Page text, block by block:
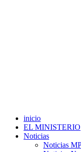
inicio
EL MINISTERIO
Noticias
Noticias